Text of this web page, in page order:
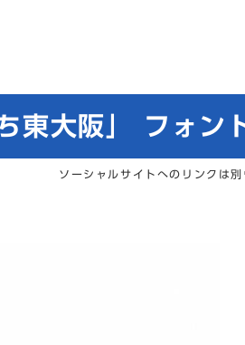
大阪」 フォン
ソーシャルサイトへのリンクは